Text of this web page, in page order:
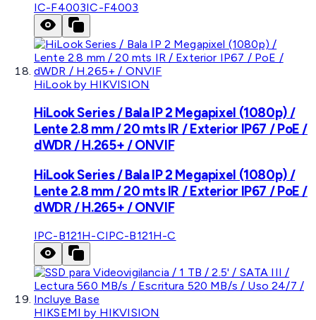
IC-F4003IC-F4003
HiLook by HIKVISION
HiLook Series / Bala IP 2 Megapixel (1080p) /
Lente 2.8 mm / 20 mts IR / Exterior IP67 / PoE /
dWDR / H.265+ / ONVIF
HiLook Series / Bala IP 2 Megapixel (1080p) /
Lente 2.8 mm / 20 mts IR / Exterior IP67 / PoE /
dWDR / H.265+ / ONVIF
IPC-B121H-CIPC-B121H-C
HIKSEMI by HIKVISION